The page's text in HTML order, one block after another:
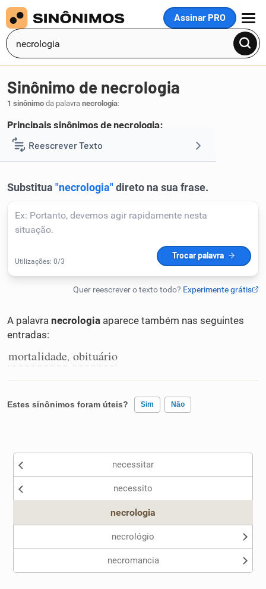
Assinar PRO
MENU
Reescrever Texto
Corrigir Texto
Humanizador de IA
Conexões
Dicionário
Sinônimo de necrologia
1 sinônimo da palavra necrologia:
Principais sinônimos de necrologia:
1 necrológio.
A palavra necrologia aparece também nas seguintes
entradas:
mortalidade, obituário
Estes sinônimos foram úteis? Sim Não
Nenhum dos sinônimos apresentados me ajudou
necessitar
necessito
necrologia
necrológio
necromancia